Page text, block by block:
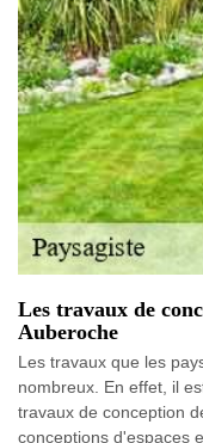
Les travaux de
Auberoche
Les travaux que les
nombreux. En effet, il
travaux de conception
conceptions d'espaces